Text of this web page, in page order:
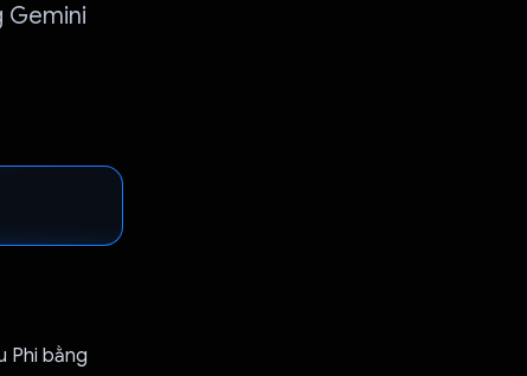
Gemini
Phi bằng